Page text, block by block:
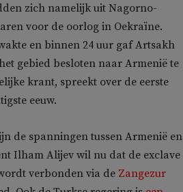
zich namelijk uit Nagorno-
voor de oorlog in Oekraïne.
en binnen 24 uur gaf Artsakh
gebied besloten naar Armenië te
krant, spreekt over de eerste
eeuw.
de spanningen tussen Armenië en
Ilham Alijev wil nu dat de exclave
verbonden via de Zangezur